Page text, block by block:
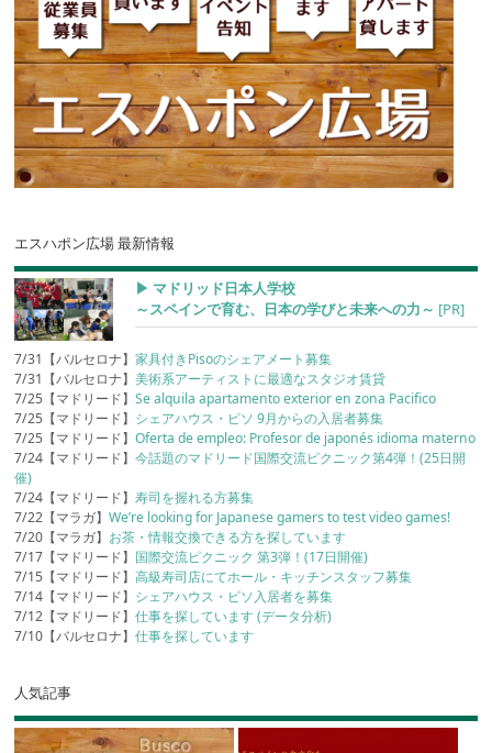
エスハポン広場 最新情報
▶︎ マドリッド日本人学校
～スペインで育む、日本の学びと未来への力～ [PR]
7/31【バルセロナ】家具付きPisoのシェアメート募集
7/31【バルセロナ】美術系アーティストに最適なスタジオ賃貸
7/25【マドリード】Se alquila apartamento exterior en zona Pacifico
7/25【マドリード】 シェアハウス・ピソ 9月からの入居者募集
7/25【マドリード】Oferta de empleo: Profesor de japonés idioma materno
7/24【マドリード】今話題のマドリード国際交流ピクニック第4弾！(25日開
催)
7/24【マドリード】寿司を握れる方募集
7/22【マラガ】We’re looking for Japanese gamers to test video games!
7/20【マラガ】 お茶・情報交換できる方を探しています
7/17【マドリード】 国際交流ピクニック 第3弾！(17日開催)
7/15【マドリード】高級寿司店にてホール・キッチンスタッフ募集
7/14【マドリード】 シェアハウス・ピソ入居者を募集
7/12【マドリード】仕事を探しています (データ分析)
7/10【バルセロナ】仕事を探しています
人気記事